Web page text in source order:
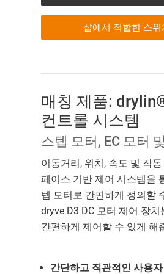
샵에서 적합한 스위
매칭 제품:
컨트롤 시스템
스텝 모터, EC 모터
이동거리, 위치, 속도 및 작
페이스 기반 제어 시스템을
텝 모터로 간편하게 정의할
dryve D3 DC 모터 제어 장
간편하게 제어할 수 있게 해
간단하고 직관적인 사용